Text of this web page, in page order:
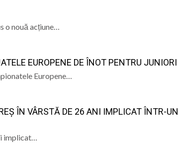
nouă acțiune…
EUROPENE DE ÎNOT PENTRU JUNIORI
Europene…
ÎN VÂRSTĂ DE 26 ANI IMPLICAT ÎNTR-UN
implicat…